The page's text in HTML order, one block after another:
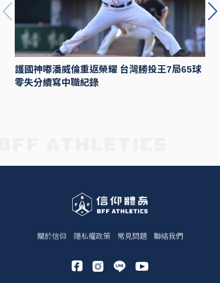
護國神嘟潘威倫重返榮耀 台灣勝投王7局65球
零失分續寫中職紀錄
關於信仰 隱私權政策 常見問題 聯絡我們